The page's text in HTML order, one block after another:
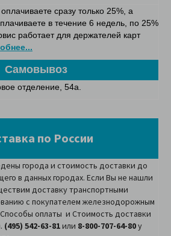
сразу только 25%, а
в течение 6 недель, по 25%
работает для держателей карт
Самовывоз
отделение, 54а.
по России
города и стоимость доставки до
в данных городах. Если Вы не нашли
доставку транспортными
с покупателем железнодорожным
оплаты и Стоимость доставки
(495) 542-63-81или 8-800-707-64-80у